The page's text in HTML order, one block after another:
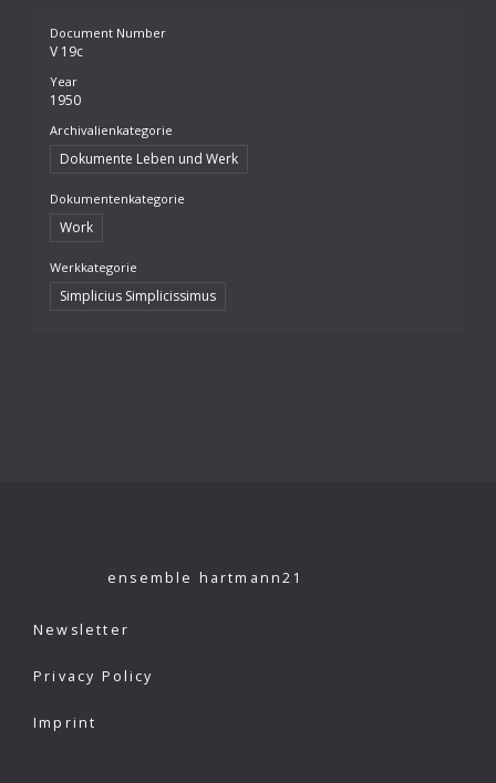
Document Number
V 19c
Year
1950
Archivalienkategorie
Dokumente Leben und Werk
Dokumentenkategorie
Work
Werkkategorie
Simplicius Simplicissimus
ensemble hartmann21
Newsletter
Privacy Policy
Imprint